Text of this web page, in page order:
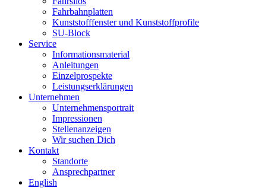
Fahrbahnplatten
Kunststofffenster und Kunststoffprofile
SU-Block
Service
Informationsmaterial
Anleitungen
Einzelprospekte
Leistungserklärungen
Unternehmen
Unternehmensportrait
Impressionen
Stellenanzeigen
Wir suchen Dich
Kontakt
Standorte
Ansprechpartner
English